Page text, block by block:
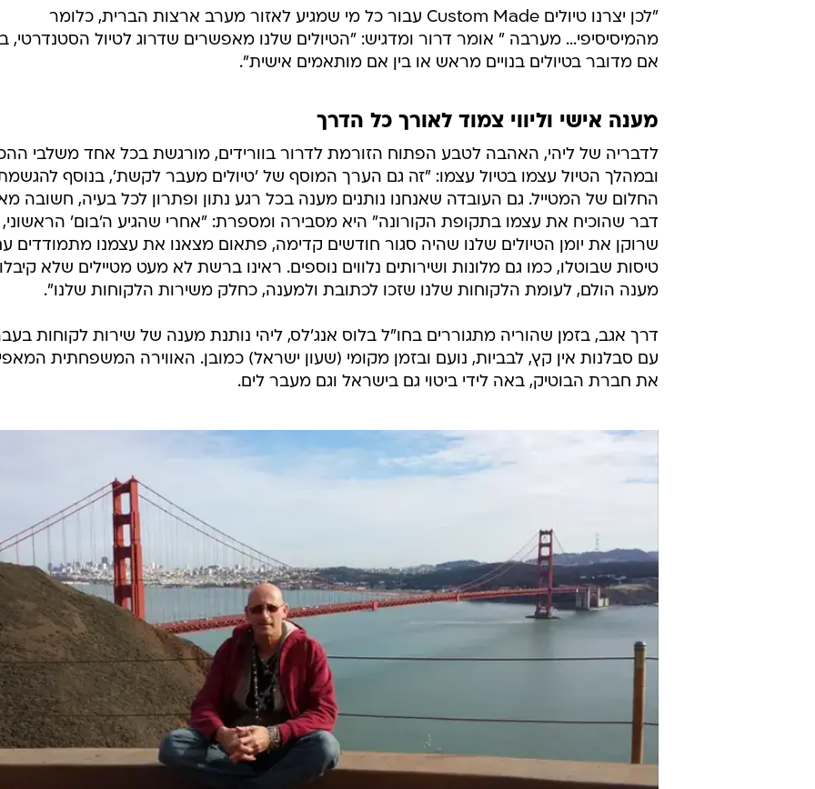
"לכן יצרנו טיולים Custom Made עבור כל מי שמגיע לאזור מערב ארצות הברית, כלומר
מהמיסיסיפי... מערבה " אומר דרור ומדגיש: "הטיולים שלנו מאפשרים שדרוג לטיול הסטנדרטי,
אם מדובר בטיולים בנויים מראש או בין אם מותאמים אישית".
מענה אישי וליווי צמוד לאורך כל הדרך
לדבריה של ליהי, האהבה לטבע הפתוח הזורמת לדרור בוורידים, מורגשת בכל אחד משלבי
ובמהלך הטיול עצמו בטיול עצמו: "זה גם הערך המוסף של 'טיולים מעבר לקשת', בנוסף
החלום של המטייל. גם העובדה שאנחנו נותנים מענה בכל רגע נתון ופתרון לכל בעיה, חשובה
דבר שהוכיח את עצמו בתקופת הקורונה" היא מסבירה ומספרת: "אחרי שהגיע ה'בום' הראשוני,
שרוקן את יומן הטיולים שלנו שהיה סגור חודשים קדימה, פתאום מצאנו את עצמנו מתמודדים
טיסות שבוטלו, כמו גם מלונות ושירותים נלווים נוספים. ראינו ברשת לא מעט מטיילים שלא קיבלו
מענה הולם, לעומת הלקוחות שלנו שזכו לכתובת ולמענה, כחלק משירות הלקוחות שלנו".
דרך אגב, בזמן שהוריה מתגוררים בחו"ל בלוס אנג'לס, ליהי נותנת מענה של שירות לקוחות
עם סבלנות אין קץ, לבביות, נועם ובזמן מקומי (שעון ישראל) כמובן. האווירה המשפחתית
את חברת הבוטיק, באה לידי ביטוי גם בישראל וגם מעבר לים.